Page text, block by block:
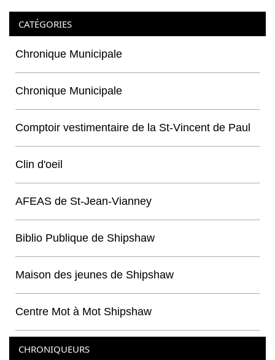
CATÉGORIES
Chronique Municipale
Chronique Municipale
Comptoir vestimentaire de la St-Vincent de Paul
Clin d'oeil
AFEAS de St-Jean-Vianney
Biblio Publique de Shipshaw
Maison des jeunes de Shipshaw
Centre Mot à Mot Shipshaw
CHRONIQUEURS